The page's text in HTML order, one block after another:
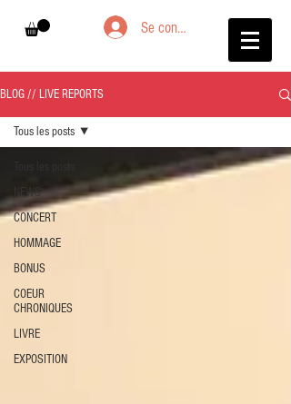
Se connecter
BLOG // LIVE REPORTS
NEWS
CONCERT
HOMMAGE
BONUS
COEUR
CHRONIQUES
LIVRE
EXPOSITION
Tous les posts